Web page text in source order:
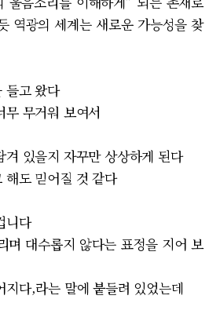
역광의 세계는 새로운 가능성을 찾
들고 왔다
무거워 보여서
있을지 자꾸만 상상하게 된다
도 믿어질 것 같다
니다
며 대수롭지 않다는 표정을 지어 보
다,라는 말에 붙들려 있었는데